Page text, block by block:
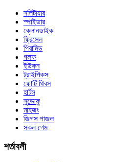
সলিটায়ার
স্পাইডার
ক্লোনডাইক
ফ্রিসেল
পিরামিড
গলফ
ইউকন
ট্রাইপিকস
ফোর্টি থিবস
হার্টস
সুডোকু
মাহজং
জিগস পাজল
সকল গেম
শর্তাবলী